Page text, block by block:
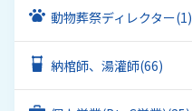
動物葬祭ディレクター(1)
納棺師、湯灌師(66)